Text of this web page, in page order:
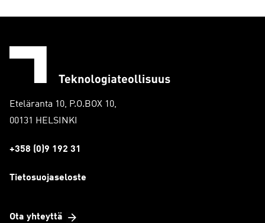
Eteläranta 10, P.O.BOX 10,
00131 HELSINKI
+358 (0)9 192 31
Tietosuojaseloste
Ota yhteyttä